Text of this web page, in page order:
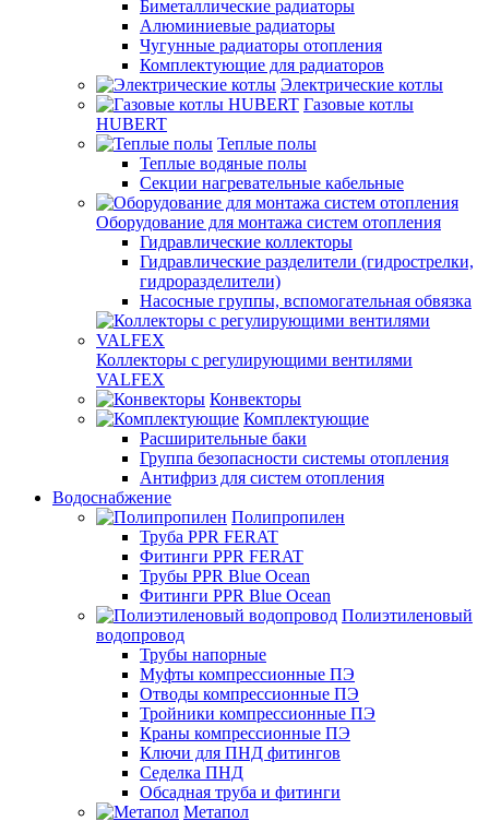
Биметаллические радиаторы
Алюминиевые радиаторы
Чугунные радиаторы отопления
Комплектующие для радиаторов
Электрические котлы
Газовые котлы
HUBERT
Теплые полы
Теплые водяные полы
Секции нагревательные кабельные
Оборудование для монтажа систем отопления
Гидравлические коллекторы
Гидравлические разделители (гидрострелки,
гидроразделители)
Насосные группы, вспомогательная обвязка
Коллекторы с регулирующими вентилями
VALFEX
Конвекторы
Комплектующие
Расширительные баки
Группа безопасности системы отопления
Антифриз для систем отопления
Водоснабжение
Полипропилен
Труба PPR FERAT
Фитинги PPR FERAT
Трубы PPR Blue Ocean
Фитинги PPR Blue Ocean
Полиэтиленовый
водопровод
Трубы напорные
Муфты компрессионные ПЭ
Отводы компрессионные ПЭ
Тройники компрессионные ПЭ
Краны компрессионные ПЭ
Ключи для ПНД фитингов
Седелка ПНД
Обсадная труба и фитинги
Метапол